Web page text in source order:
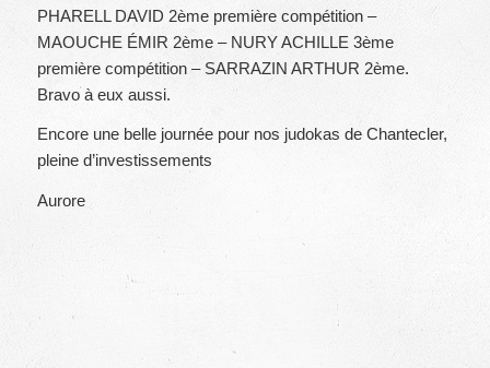
PHARELL DAVID 2ème première compétition –
MAOUCHE ÉMIR 2ème – NURY ACHILLE 3ème
première compétition – SARRAZIN ARTHUR 2ème.
Bravo à eux aussi.
Encore une belle journée pour nos judokas de Chantecler,
pleine d’investissements
Aurore